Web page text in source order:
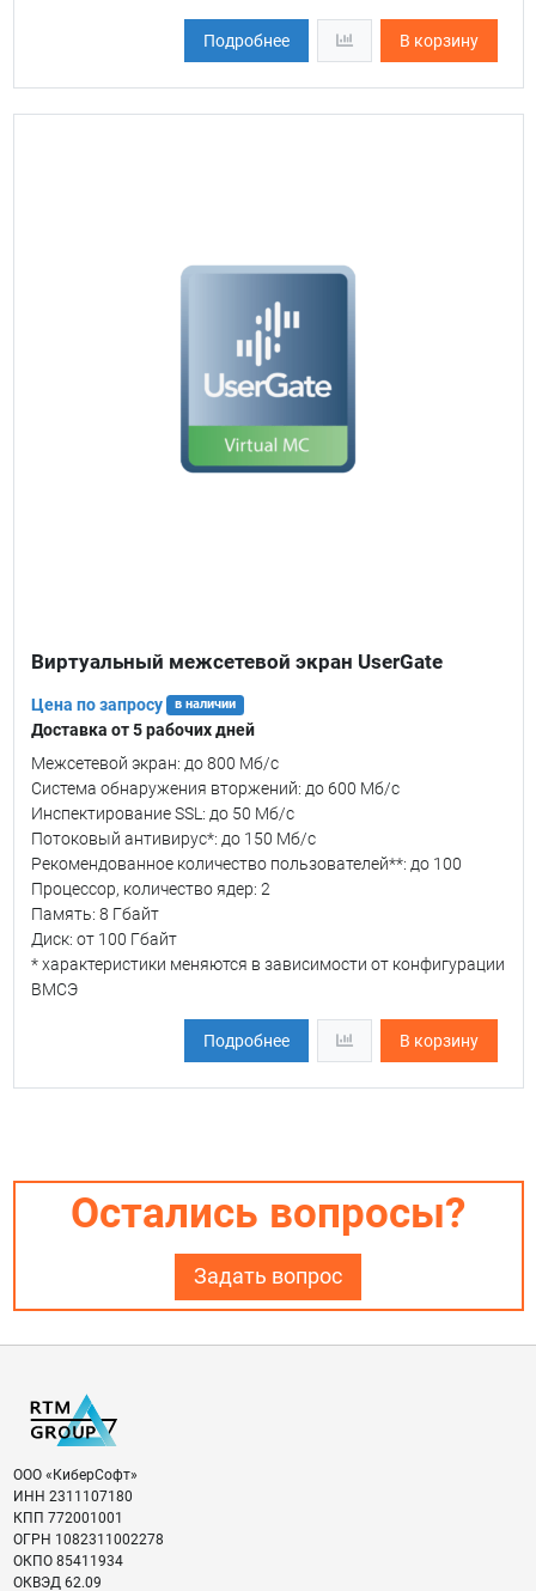
Подробнее В корзину
Виртуальный межсетевой экран UserGate
Цена по запросу в наличии
Доставка от 5 рабочих дней
Межсетевой экран: до 800 Мб/c
Система обнаружения вторжений: до 600 Мб/c
Инспектирование SSL: до 50 Мб/с
Потоковый антивирус*: до 150 Мб/с
Рекомендованное количество пользователей**: до 100
Процессор, количество ядер: 2
Память: 8 Гбайт
Диск: от 100 Гбайт
* характеристики меняются в зависимости от конфигурации
ВМСЭ
Подробнее В корзину
Остались вопросы?
Задать вопрос
ООО «КиберСофт»
ИНН 2311107180
КПП 772001001
ОГРН 1082311002278
ОКПО 85411934
ОКВЭД 62.09